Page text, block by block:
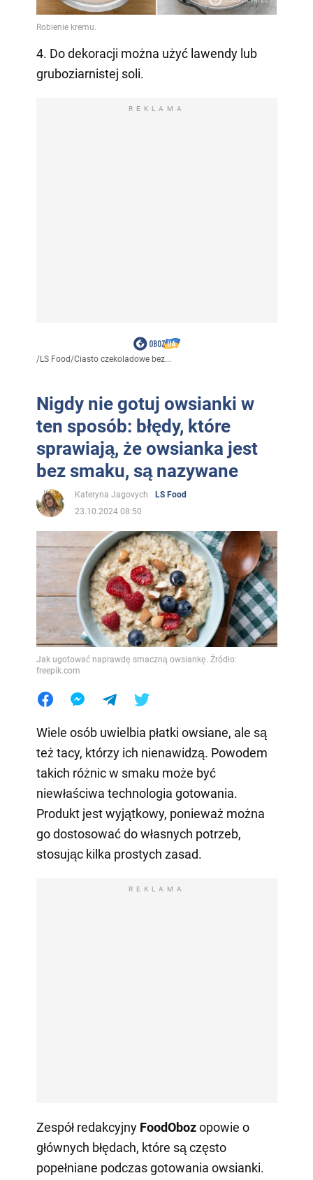
4. Do dekoracji można użyć lawendy lub
gruboziarnistej soli.
REKLAMA
/LS Food/Ciasto czekoladowe bez...
Nigdy nie gotuj owsianki w
ten sposób: błędy, które
sprawiają, że owsianka jest
bez smaku, są nazywane
Kateryna Jagovych
LS Food
23.10.2024 08:50
Jak ugotować naprawdę smaczną owsiankę. Źródło:
freepik.com
Wiele osób uwielbia płatki owsiane, ale są
też tacy, którzy ich nienawidzą. Powodem
takich różnic w smaku może być
niewłaściwa technologia gotowania.
Produkt jest wyjątkowy, ponieważ można
go dostosować do własnych potrzeb,
stosując kilka prostych zasad.
REKLAMA
Zespół redakcyjny FoodObozopowie o
głównych błędach, które są często
popełniane podczas gotowania owsianki.